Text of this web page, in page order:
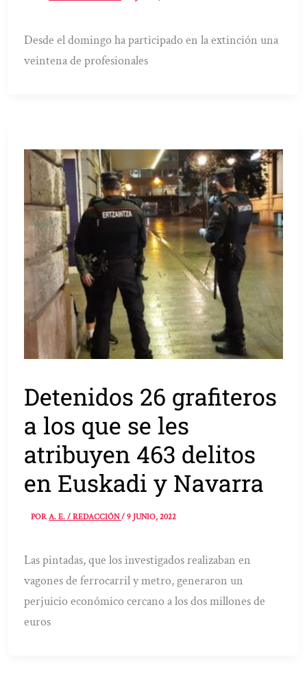
Desde el domingo ha participado en la extinción una
veintena de profesionales
Detenidos 26 grafiteros
a los que se les
atribuyen 463 delitos
en Euskadi y Navarra
PORA. E. / REDACCIÓN/9 JUNIO, 2022
Las pintadas, que los investigados realizaban en
vagones de ferrocarril y metro, generaron un
perjuicio económico cercano a los dos millones de
euros